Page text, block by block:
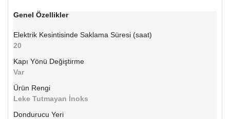
Genel Özellikler
Elektrik Kesintisinde Saklama Süresi (saat)
20
Kapı Yönü Değiştirme
Var
Ürün Rengi
Leke Tutmayan İnoks
Dondurucu Yeri